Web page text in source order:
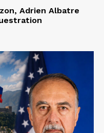
Adrien Albatre